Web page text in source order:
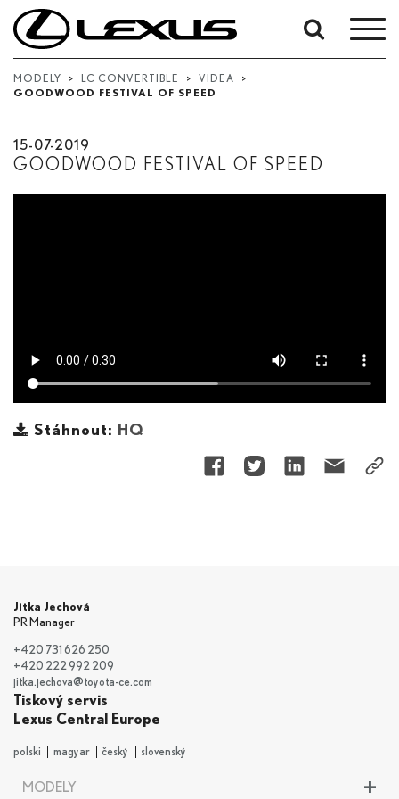
MODELY > LC CONVERTIBLE > VIDEA
>
GOODWOOD FESTIVAL OF SPEED
15-07-2019
GOODWOOD FESTIVAL OF SPEED
Stáhnout: HQ
Jitka Jechová
PR Manager
+420 731 626 250
+420 222 992 209
jitka.jechova@toyota-ce.com
Tiskový servis
Lexus Central Europe
polski magyar český slovenský
+
MODELY
Vyhledávání
podle
data: